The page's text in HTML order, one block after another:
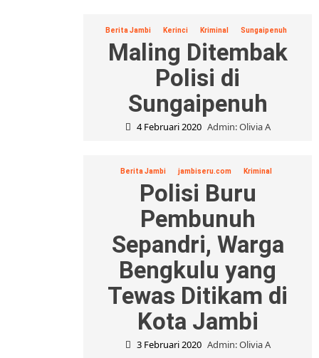
Berita Jambi Kerinci Kriminal Sungaipenuh
Maling Ditembak
Polisi di
Sungaipenuh
4 Februari 2020 Admin: Olivia A
Berita Jambi jambiseru.com Kriminal
Polisi Buru
Pembunuh
Sepandri, Warga
Bengkulu yang
Tewas Ditikam di
Kota Jambi
3 Februari 2020 Admin: Olivia A